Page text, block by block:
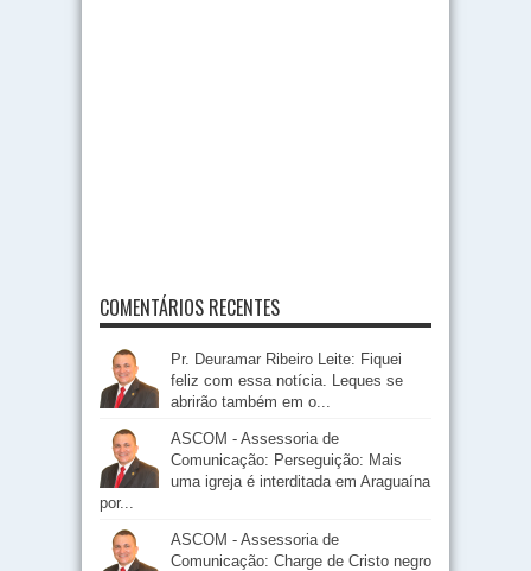
COMENTÁRIOS RECENTES
Pr. Deuramar Ribeiro Leite: Fiquei
feliz com essa notícia. Leques se
abrirão também em o...
ASCOM - Assessoria de
Comunicação: Perseguição: Mais
uma igreja é interditada em Araguaína
por...
ASCOM - Assessoria de
Comunicação: Charge de Cristo negro